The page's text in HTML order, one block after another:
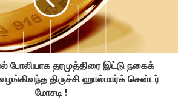
போலியாக தரமுத்திரை இட்டு நகைக்
திருச்சி ஹால்மார்க் சென்டர்
மோசடி !